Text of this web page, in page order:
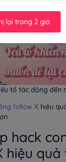
tố tác động đến
follow X hiệu
hack
hiệu
lại trong 2 giờ